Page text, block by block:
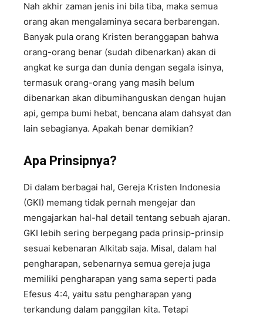
Nah akhir zaman jenis ini bila tiba, maka semua
orang akan mengalaminya secara berbarengan.
Banyak pula orang Kristen beranggapan bahwa
orang-orang benar (sudah dibenarkan) akan di
angkat ke surga dan dunia dengan segala isinya,
termasuk orang-orang yang masih belum
dibenarkan akan dibumihanguskan dengan hujan
api, gempa bumi hebat, bencana alam dahsyat dan
lain sebagianya. Apakah benar demikian?
Apa Prinsipnya?
Di dalam berbagai hal, Gereja Kristen Indonesia
(GKI) memang tidak pernah mengejar dan
mengajarkan hal-hal detail tentang sebuah ajaran.
GKI lebih sering berpegang pada prinsip-prinsip
sesuai kebenaran Alkitab saja. Misal, dalam hal
pengharapan, sebenarnya semua gereja juga
memiliki pengharapan yang sama seperti pada
Efesus 4:4, yaitu satu pengharapan yang
terkandung dalam panggilan kita. Tetapi